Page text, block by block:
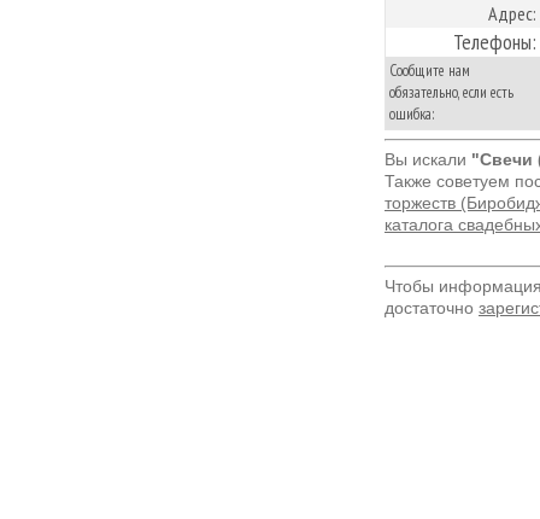
Адрес:
Телефоны:
Сообщите нам
обязательно, если есть
ошибка:
Вы искали "Свечи
Также советуем
торжеств
каталога
Чтобы
достаточно